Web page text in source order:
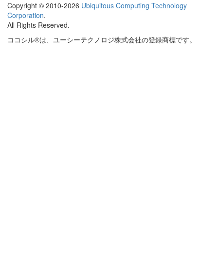
Copyright © 2010-2026 Ubiquitous Computing Technology
Corporation.
All Rights Reserved.
ココシル®は、ユーシーテクノロジ株式会社の登録商標です。